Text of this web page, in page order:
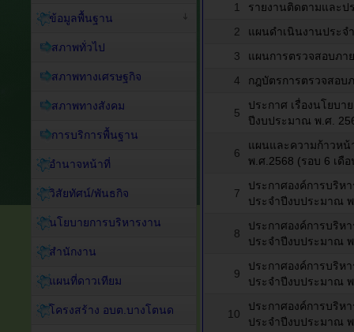
1
รายงานติดตามและ
2
แผนดำเนินงานประจ
3
แผนการตรวจสอบภา
4
กฎบัตรการตรวจสอบ
5
ประกาศ เรื่องนโยบ
ปีงบประมาณ พ.ศ.
6
แผนและความก้าวหน้
พ.ศ.2568 (รอบ 6 เดื
7
ประกาศองค์การบริห
ประจำปีงบประมาณ
8
ประกาศองค์การบริห
ประจำปีงบประมาณ
9
ประกาศองค์การบริห
ประจำปีงบประมาณ
10
ประกาศองค์การบริห
ประจำปีงบประมาณ
ข้อมูลพื้นฐาน
สภาพทั่วไป
สภาพทางเศรษฐกิจ
สภาพทางสังคม
การบริการพื้นฐาน
อำนาจหน้าที่
วิสัยทัศน์/พันธกิจ
นโยบายการบริหารงาน
สำนักงาน
แผนที่ดาวเทียม
โครงสร้าง อบต.บางโตนด